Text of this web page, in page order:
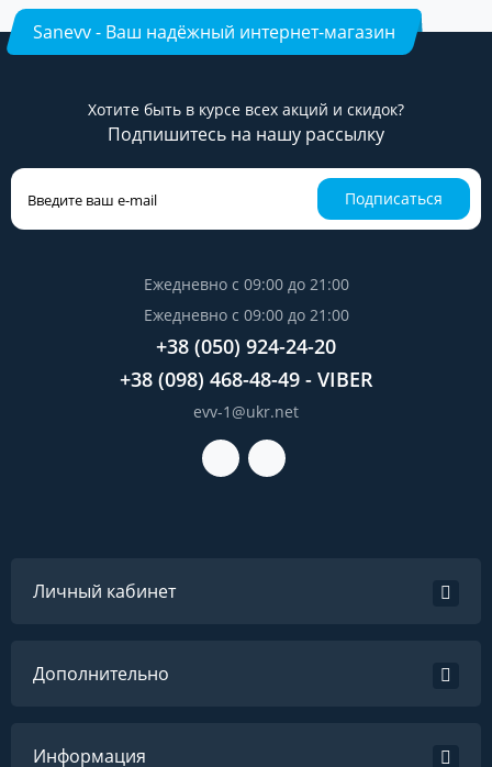
Sanevv - Ваш надёжный интернет-магазин
Хотите быть в курсе всех акций и скидок?
Подпишитесь на нашу рассылку
Подписаться
Ежедневно с 09:00 до 21:00
Ежедневно с 09:00 до 21:00
+38 (050) 924-24-20
+38 (098) 468-48-49 - VIBER
evv-1@ukr.net
Личный кабинет
Дополнительно
Информация